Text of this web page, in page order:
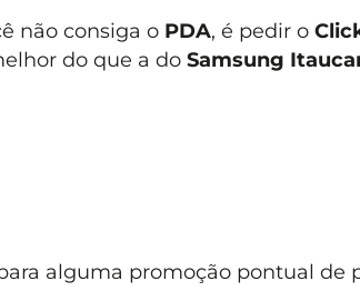
não consiga o PDA, é pedir o
do que a do Samsung
alguma promoção pontual de